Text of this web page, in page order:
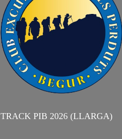
TRACK PIB 2026 (LLARGA)